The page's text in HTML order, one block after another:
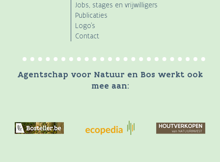
Jobs, stages en vrijwilligers
Publicaties
Logo's
Contact
Agentschap voor Natuur en Bos werkt ook
mee aan: